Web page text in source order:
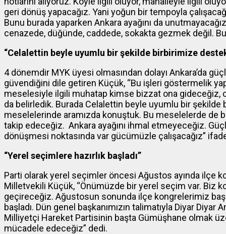
geri dönüş yapacağız. Yani yoğun bir tempoyla
Bunu burada yaparken Ankara ayağını da
cenazede, düğünde, caddede, sokakta gezmek değil.
“Celalettin beyle uyumlu bir şekilde birbirimize
4 dönemdir MYK üyesi olmasından dolayı Ankara’da
güvendiğini dile getiren Küçük, “Bu işleri göstermelik
meselesiyle ilgili muhatap kimse bizzat ona gideceğiz,
da belirledik. Burada Celalettin beyle uyumlu bir şekilde
meselelerinde aramızda konuştuk. Bu meselelerde de
takip edeceğiz. Ankara ayağını ihmal etmeyeceğiz.
dönüşmesi noktasında var gücümüzle çalışacağız”
“Yerel seçimlere hazırlık başladı”
Parti olarak yerel seçimler öncesi Ağustos ayında ilçe
Milletvekili Küçük, “Önümüzde bir yerel seçim var. Biz
geçireceğiz. Ağustosun sonunda ilçe kongrelerimiz
başladı. Dün genel başkanımızın talimatıyla Diyar
Milliyetçi Hareket Partisinin başta Gümüşhane olmak
mücadele edeceğiz” dedi.